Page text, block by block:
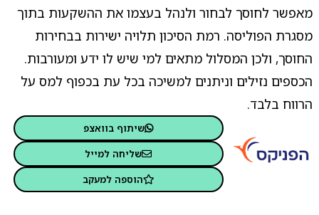
מאפשר לחוסך לבחור ולנהל בעצמו את ההשקעות בתוך
מסגרת הפוליסה. רמת הסיכון תלויה ישירות בבחירות
החוסך, ולכן המסלול מתאים למי שיש לו ידע ומעורבות.
הכספים נזילים וניתנים למשיכה בכל עת בכפוף למס על
הרווח בלבד.
שיתוף בוואצפ
שליחה למייל
הוספה למעקב